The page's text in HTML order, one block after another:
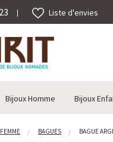
Liste d'envies
Bijoux Homme Bijoux
BAGUES BAGUE